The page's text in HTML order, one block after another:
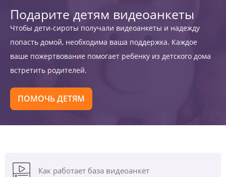
Подарите детям видеоанкеты
Чтобы дети-сироты получали видеоанкеты и надежду
попасть домой, необходима ваша поддержка. Каждое
ваше пожертвование помогает ребенку из детского дома
встретить родителей.
ПОМОЧЬ ДЕТЯМ
Как работает база видеоанкет